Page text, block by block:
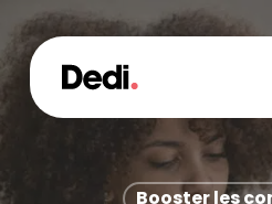
main
content
Booster les